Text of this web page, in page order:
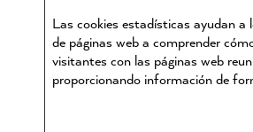
Las cookies estadísticas ayudan a
de páginas web a comprender
visitantes con las páginas web
proporcionando información de